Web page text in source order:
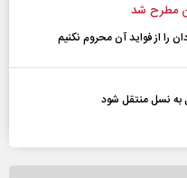
مطرح شد
را از فواید آن محروم نکنیم
نسل منتقل شود